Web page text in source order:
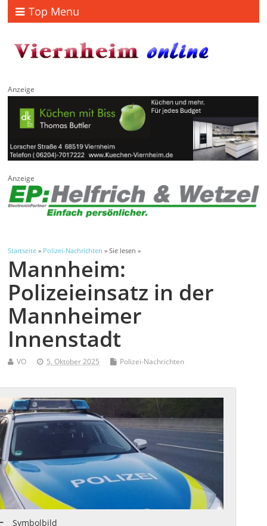
Top Menu
Anzeige
Anzeige
Startseite » Polizei-Nachrichten » Sie lesen »
Mannheim:
Polizeieinsatz in der
Mannheimer
Innenstadt
VO 5. Oktober 2025 Polizei-Nachrichten
Symbolbild